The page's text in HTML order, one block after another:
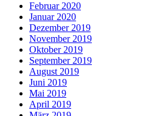
Februar 2020
Januar 2020
Dezember 2019
November 2019
Oktober 2019
September 2019
August 2019
Juni 2019
Mai 2019
April 2019